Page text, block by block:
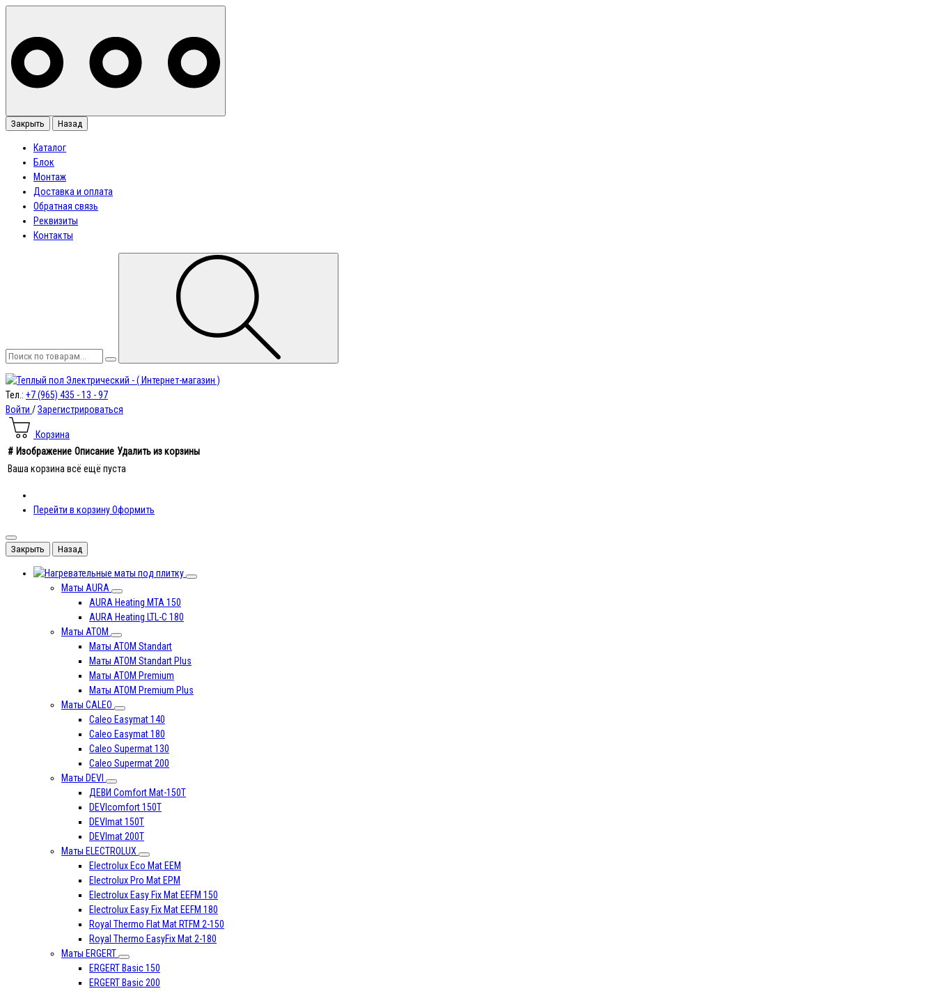
Закрыть Назад
Каталог
Блок
Монтаж
Доставка и оплата
Обратная связь
Реквизиты
Контакты
Тел.: +7 (965) 435 - 13 - 97
Войти /Зарегистрироваться
Корзина
# Изображение Описание Удалить из корзины
Ваша корзина всё ещё пуста
Перейти в корзинуОформить
Закрыть Назад
под плитку
Маты AURA
AURA Heating MTA 150
AURA Heating LTL-C 180
Маты АТОМ
Маты АТОМ Standart
Маты АТОМ Standart Plus
Маты АТОМ Premium
Маты АТОМ Premium Plus
Маты CALEO
Caleo Easymat 140
Caleo Easymat 180
Caleo Supermat 130
Caleo Supermat 200
Маты DEVI
ДЕВИ Comfort Mat-150T
DEVIcomfort 150T
DEVImat 150T
DEVImat 200T
Маты ELECTROLUX
Electrolux Eco Mat EЕM
Electrolux Pro Mat EPM
Electrolux Easy Fix Mat EEFM 150
Electrolux Easy Fix Mat EEFM 180
Royal Thermo Flat Mat RTFM 2-150
Royal Thermo EasyFix Mat 2-180
Маты ERGERT
ERGERT Basic 150
ERGERT Basic 200